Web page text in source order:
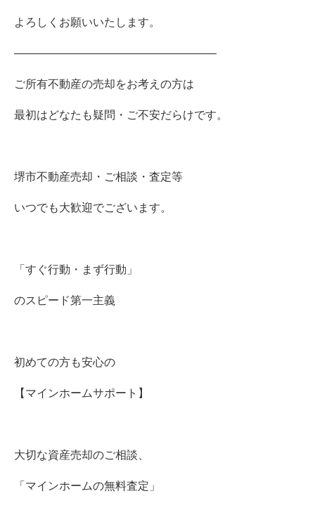
よろしくお願いいたします。
――――――――――――――――――
ご所有不動産の売却をお考えの方は
最初はどなたも疑問・ご不安だらけです。
堺市不動産売却・ご相談・査定等
いつでも大歓迎でございます。
「すぐ行動・まず行動」
のスピード第一主義
初めての方も安心の
【マインホームサポート】
大切な資産売却のご相談、
「マインホームの無料査定」